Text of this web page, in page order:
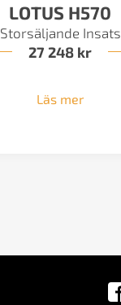
LOTUS H570
Storsäljande Insats
27 248 kr
Läs mer